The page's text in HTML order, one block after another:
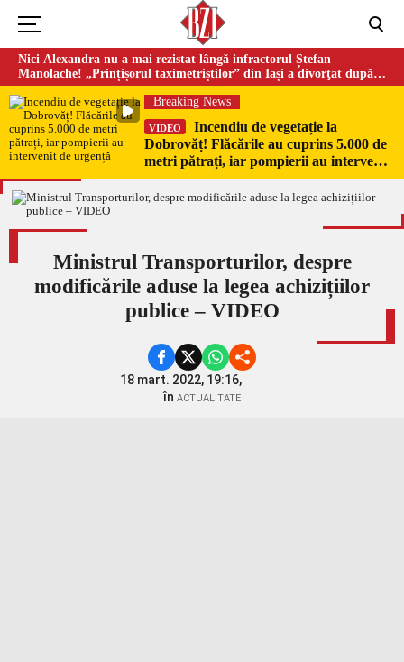
Nici Alexandra nu a mai rezistat lângă infractorul Ștefan
Manolache! „Prințișorul taximetriștilor” din Iași a divorţat după
doi ani de căsnicie
Breaking News
VIDEO
Incendiu de vegetație la
Dobrovăț! Flăcările au cuprins 5.000 de
metri pătrați, iar pompierii au intervenit
de urgență
Ministrul Transporturilor, despre
modificările aduse la legea achizițiilor
publice – VIDEO
18 mart. 2022, 19:16,
în ACTUALITATE